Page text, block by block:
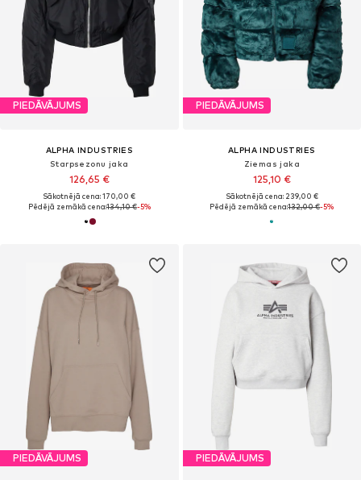
PIEDĀVĀJUMS
ALPHA INDUSTRIES
Starpsezonu jaka
126,65 €
Sākotnējā cena: 170,00 €
Pēdējā zemākā cena:134,10 €-5%
PIEDĀVĀJUMS
ALPHA INDUSTRIES
Ziemas jaka
125,10 €
Sākotnējā cena: 239,00 €
Pēdējā zemākā cena:132,00 €-5%
PIEDĀVĀJUMS PIEDĀVĀJUMS